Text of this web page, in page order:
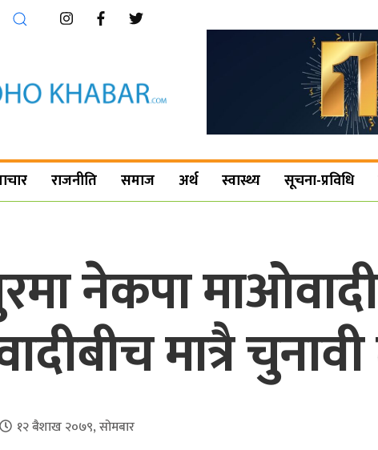
राजनीति समाज अर्थ स्वास्थ्य सूचना-प्रविधि
नेकपा
मात्रै
१२ बैशाख २०७९, सोमबार